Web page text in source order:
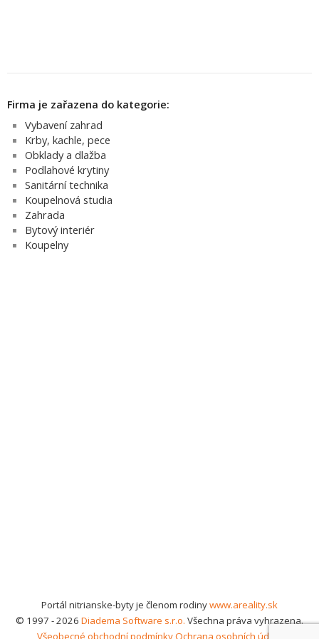
Firma je zařazena do kategorie:
Vybavení zahrad
Krby, kachle, pece
Obklady a dlažba
Podlahové krytiny
Sanitární technika
Koupelnová studia
Zahrada
Bytový interiér
Koupelny
Portál nitrianske-byty je členom rodinywww.areality.sk
© 1997 - 2026 Diadema Software s.r.o. Všechna práva vyhrazena.
Všeobecné obchodní podmínkyOchrana osobních údajů